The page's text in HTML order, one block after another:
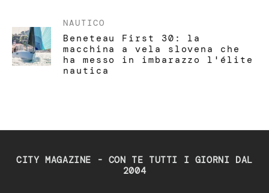
NAUTICO
Beneteau First 30: la
macchina a vela slovena che
ha messo in imbarazzo l'élite
nautica
CITY MAGAZINE - CON TE TUTTI I GIORNI DAL
2004